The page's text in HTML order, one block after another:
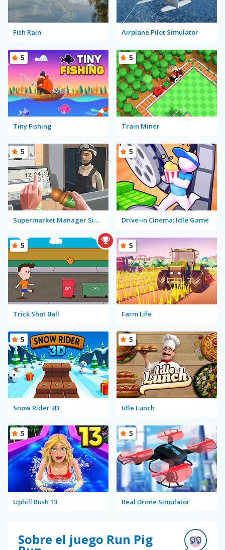
Fish Rain Airplane Pilot Simulator
Tiny Fishing
5
Train Miner
5
Supermarket Manager Simulator
5
Drive-in Cinema: Idle Game
5
Trick Shot Ball
5
Farm Life
5
Snow Rider 3D
5
Idle Lunch
5
Uphill Rush 13
5
Real Drone Simulator
5
Sobre el juego Run Pig